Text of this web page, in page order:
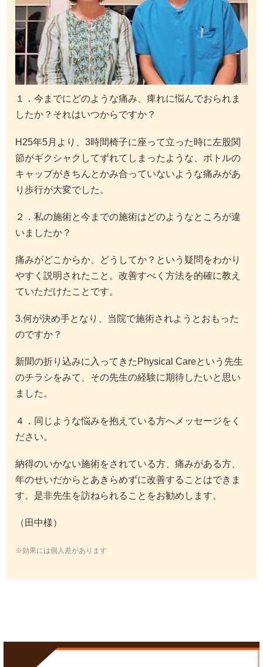
１．今までにどのような痛み、痺れに悩んでおられま
したか？それはいつからですか？
H25年5月より、3時間椅子に座って立った時に左股関
節がギクシャクしてずれてしまったような、ボトルの
キャップがきちんとかみ合っていないような痛みがあ
り歩行が大変でした。
２．私の施術と今までの施術はどのようなところが違
いましたか？
痛みがどこからか、どうしてか？という疑問をわかり
やすく説明されたこと。改善すべく方法を的確に教え
ていただけたことです。
3.何が決め手となり、当院で施術されようとおもった
のですか？
新聞の折り込みに入ってきたPhysical Careという先生
のチラシをみて、その先生の経験に期待したいと思い
ました。
４．同じような悩みを抱えている方へメッセージをく
ださい。
納得のいかない施術をされている方、痛みがある方、
年のせいだからとあきらめずに改善することはできま
す。是非先生を訪ねられることをお勧めします。
（田中様）
※効果には個人差があります